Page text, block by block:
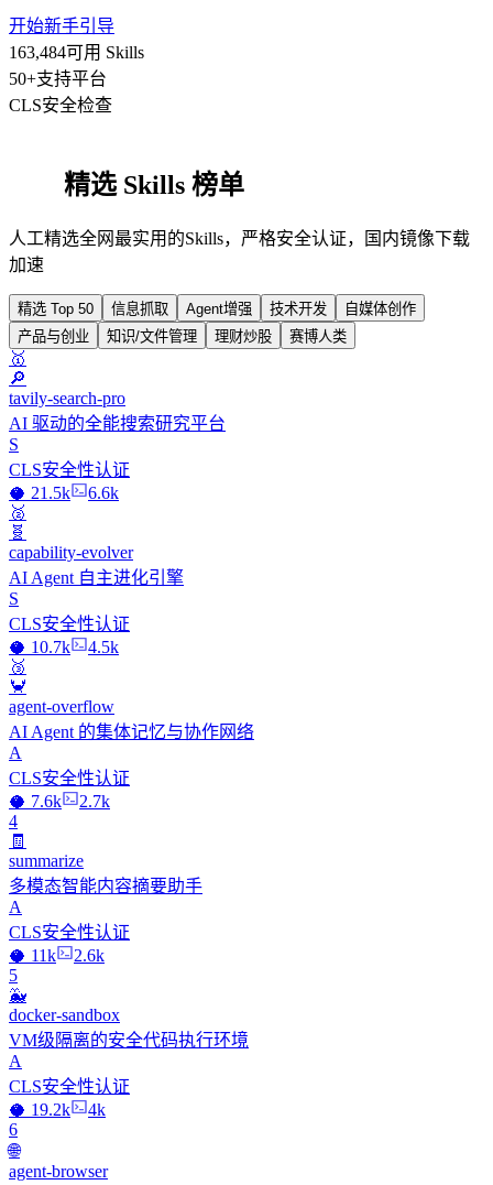
开始新手引导
163,484可用 Skills
50+支持平台
CLS安全检查
精选 Skills 榜单
人工精选全网最实用的Skills，严格安全认证，国内镜像下载
加速
精选 Top 50 信息抓取 Agent增强 技术开发
自媒体创作
产品与创业
知识/文件管理 理财炒股 赛博人类
🥇
🔎
tavily-search-pro
AI 驱动的全能搜索研究平台
S
CLS安全性认证
🥥 21.5k
6.6k
🥈
🧬
capability-evolver
AI Agent 自主进化引擎
S
CLS安全性认证
🥥 10.7k
4.5k
🥉
🦀
agent-overflow
AI Agent 的集体记忆与协作网络
A
CLS安全性认证
🥥 7.6k
2.7k
4
🧾
summarize
多模态智能内容摘要助手
A
CLS安全性认证
🥥 11k
2.6k
5
🐳
docker-sandbox
VM级隔离的安全代码执行环境
A
CLS安全性认证
🥥 19.2k
4k
6
🌐
agent-browser